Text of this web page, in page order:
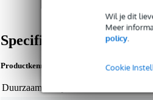
Wil je dit
Meer
policy.
Cookie
Specificaties
Productkenmerken
Duurzaamheid product